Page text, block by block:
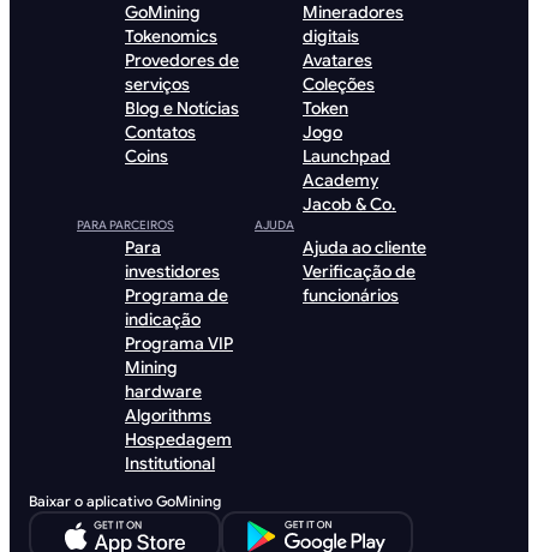
GoMining
Tokenomics
Provedores de
serviços
Blog e Notícias
Contatos
Coins
Mineradores
digitais
Avatares
Coleções
Token
Jogo
Launchpad
Academy
Jacob & Co.
PARA PARCEIROS
Para
investidores
Programa de
indicação
Programa VIP
Mining
hardware
Algorithms
Hospedagem
Institutional
AJUDA
Ajuda ao cliente
Verificação de
funcionários
Baixar o aplicativo GoMining